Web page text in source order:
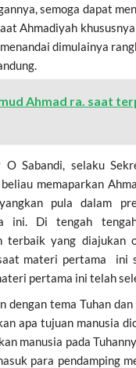
semoga dapat
Ahmadiyah
dimulainya
Ahmad ra. saat
Sabandi, selaku
memaparkan
pula dalam
ini. Di tengah
terbaik yang
materi pertama ini
pertama ini telah
tema Tuhan
apa tujuan manusia
manusia pada
para pendamping